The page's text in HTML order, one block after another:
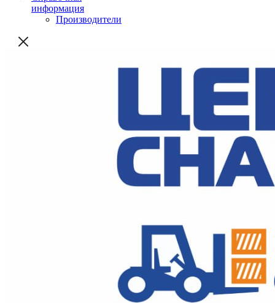
информация
Производители